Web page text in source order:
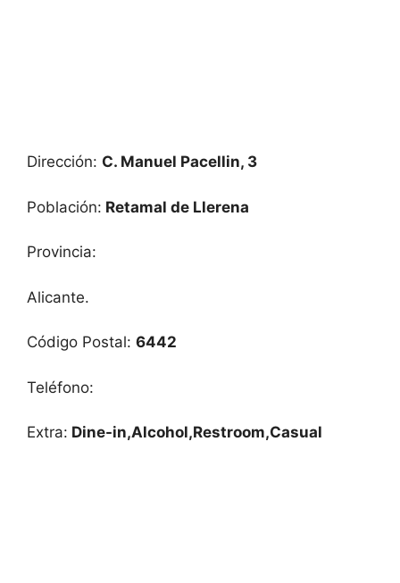
Dirección: C. Manuel Pacellin, 3
Población: Retamal de Llerena
Provincia:
Alicante.
Código Postal: 6442
Teléfono:
Extra: Dine-in,Alcohol,Restroom,Casual